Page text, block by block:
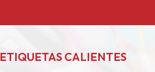
ETIQUETAS CALIENTES